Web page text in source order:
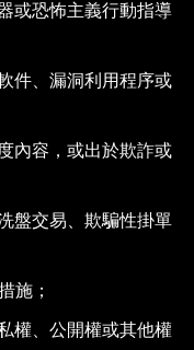
或恐怖主義行動指導
件、漏洞利用程序或
內容，或出於欺詐或
盤交易、欺騙性掛單
施；
權、公開權或其他權